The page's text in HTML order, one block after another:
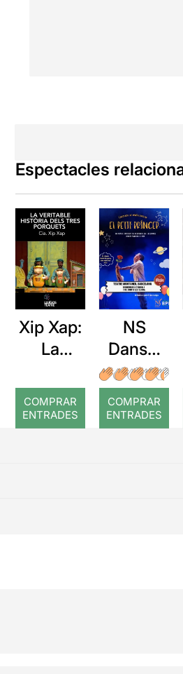
Espectacles
Xip Xap:
La
història
dels tres
porquets
COMPRAR
ENTRADES
NS
Dansa:
El Petit
Príncep
COMPRAR
ENTRADES